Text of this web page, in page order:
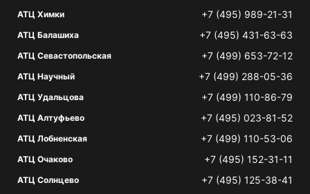
АТЦ Химки +7 (495) 989-21-31
АТЦ Балашиха +7 (495) 431-63-63
АТЦ Севастопольская +7 (499) 653-72-12
АТЦ Научный +7 (499) 288-05-36
АТЦ Удальцова +7 (499) 110-86-79
АТЦ Алтуфьево +7 (495) 023-81-52
АТЦ Лобненская +7 (499) 110-53-06
АТЦ Очаково +7 (495) 152-31-11
АТЦ Солнцево +7 (495) 125-38-41